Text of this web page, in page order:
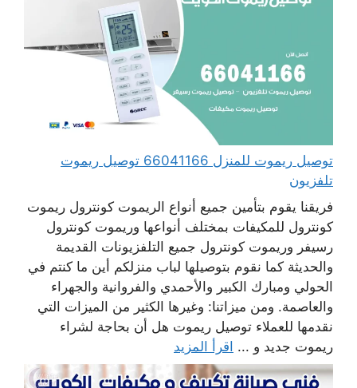
توصيل ريموت للمنزل 66041166 توصيل ريموت
تلفزيون
فريقنا يقوم بتأمين جميع أنواع الريموت كونترول ريموت
كونترول للمكيفات بمختلف أنواعها وريموت كونترول
رسيفر وريموت كونترول جميع التلفزيونات القديمة
والحديثة كما نقوم بتوصيلها لباب منزلكم أين ما كنتم في
الحولي ومبارك الكبير والأحمدي والفروانية والجهراء
والعاصمة. ومن ميزاتنا: وغيرها الكثير من الميزات التي
نقدمها للعملاء توصيل ريموت هل أن بحاجة لشراء
ريموت جديد و ... اقرأ المزيد